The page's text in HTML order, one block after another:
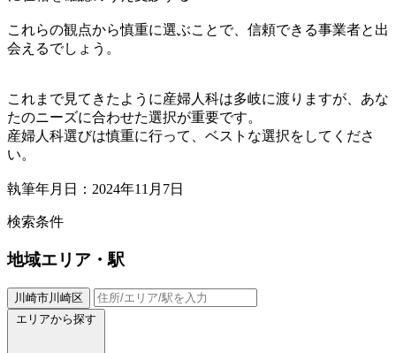
これらの観点から慎重に選ぶことで、信頼できる事業者と出
会えるでしょう。
これまで見てきたように産婦人科は多岐に渡りますが、あな
たのニーズに合わせた選択が重要です。
産婦人科選びは慎重に行って、ベストな選択をしてくださ
い。
執筆年月日：2024年11月7日
検索条件
地域エリア・駅
川崎市川崎区
エリアから探す